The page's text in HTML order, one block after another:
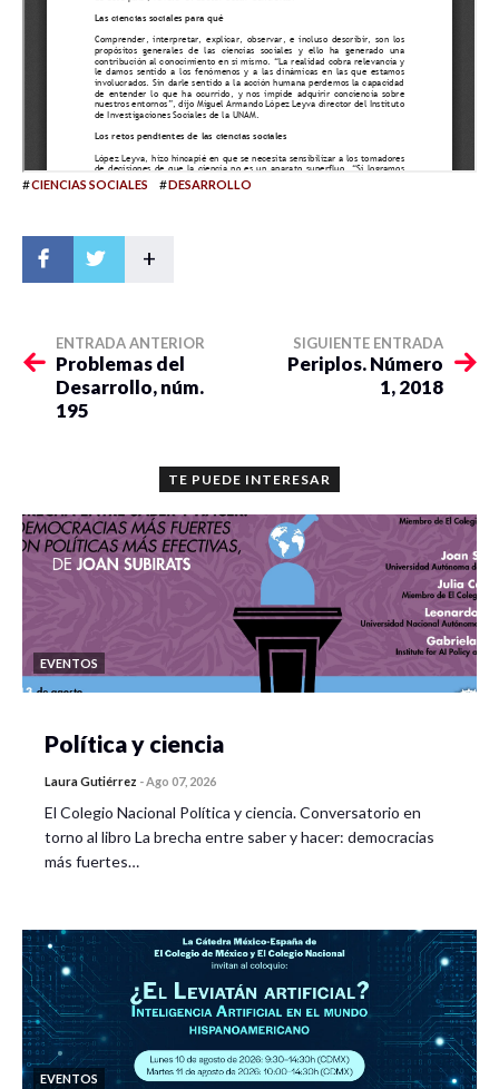
#CIENCIAS SOCIALES #DESARROLLO
+
ENTRADA ANTERIOR
Problemas del
Desarrollo, núm.
195
SIGUIENTE ENTRADA
Periplos. Número
1, 2018
TE PUEDE INTERESAR
EVENTOS
Política y ciencia
Laura Gutiérrez -Ago 07, 2026
El Colegio Nacional Política y ciencia. Conversatorio en
torno al libro La brecha entre saber y hacer: democracias
más fuertes…
EVENTOS